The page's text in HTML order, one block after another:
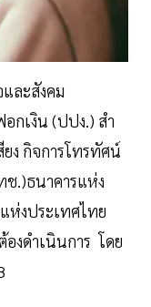
ละสังคม
กเงิน (ปปง.) สํา
ง กิจการโทรทัศน์
ช.)ธนาคารแห่ง
ห่งประเทศไทย
งดำเนินการ โดย